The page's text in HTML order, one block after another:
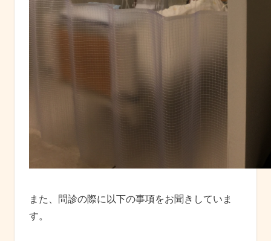
また、問診の際に以下の事項をお聞きしていま
す。